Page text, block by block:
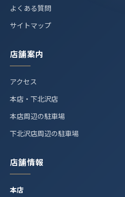
よくある質問
サイトマップ
店舗案内
アクセス
本店・下北沢店
本店周辺の駐車場
下北沢店周辺の駐車場
店舗情報
本店